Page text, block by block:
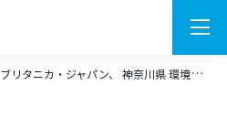
ブリタニカ・ジャパン、 神奈川県 環境農政局 環境部 資源循環推進課と連携 中高生向け「プラスチックごみ問題」に関する 学習教材を制作・公開へ